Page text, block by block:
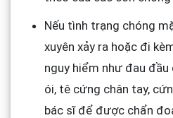
Nếu tình trạng chóng
xuyên xảy ra hoặc đi
nguy hiểm như đau đầu
ói, tê cứng chân tay,
bác sĩ để được chẩn